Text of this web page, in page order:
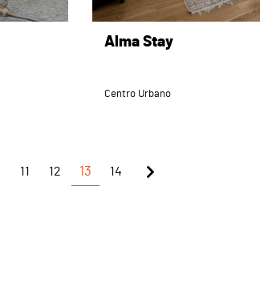
Alma Stay
Centro Urbano
11 12 13 14